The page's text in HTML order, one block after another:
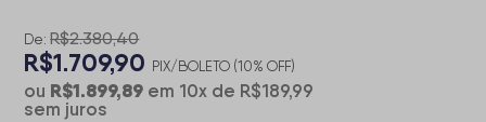
De: R$2.380,40
R$1.709,90 PIX/BOLETO (10% OFF)
ou R$1.899,89 em 10x de R$189,99
sem juros